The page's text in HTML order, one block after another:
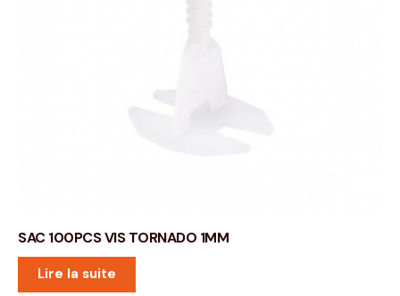
SAC 100PCS VIS TORNADO 1MM
Lire la suite